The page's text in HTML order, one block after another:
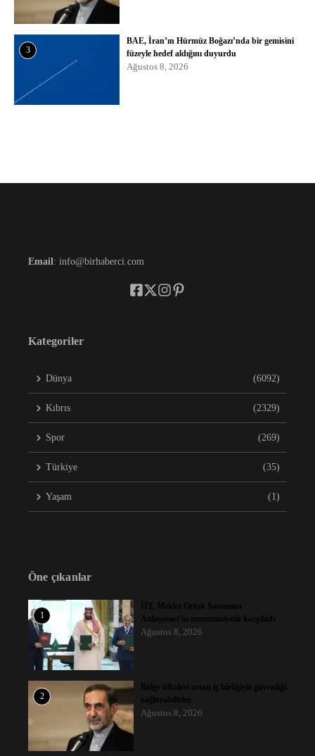
3
BAE, İran’ın Hürmüz Boğazı’nda bir gemisini
füzeyle hedef aldığını duyurdu
Ağustos 8, 2026
Email: info@birhaberci.com
Kategoriler
Dünya (6092)
Kıbrıs (2329)
Spor (269)
Türkiye (35)
Yaşam (1)
Öne çıkanlar
1
İİT, Mekke Ortak Savunma
Anlaşması’nı memnuniyetle karşıladı
Ağustos 8, 2026
2
Bölge ülkeleri artan iş birliğiyle güvenliği
sağlayabilirler
Ağustos 8, 2026